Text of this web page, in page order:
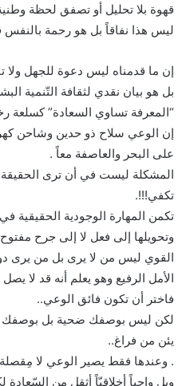
قهوة بلا تحليل أو تصفق لحظة
ليس هذا نفاقاً بل هو رحمة بالنفس
إن ما قدمناه ليس دعوة للجهل ولا
بل هو بيان نقدي لثقافة التّنمية
“المعرفة تساوي السعادة” كسلعة
إن الوعي سلاح ذو حدين وشاحن
على البحر والعاصفة معاً .
المشكلة ليست في أن ترى
تكفي!!!.
تكمن المهارة الوجودية الحقيقية
وتحويلها إلى فعل لا إلى جرح
القوي ليس من لا يرى بل من يرى
الأمل الرفيع وهو يعلم أنه قد لا يصل
فاختر أن تكون فائق الوعي..
لكن ليس بوصفك ضحية بل بوصفك
يئن من فراغ..
. وعندها فقط يصير الوعي لا مِقصلة
وبل واجباً أخلاقيّاً أثقل من